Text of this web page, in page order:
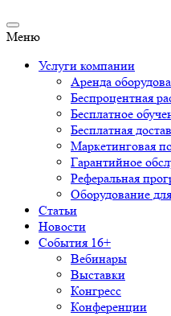
Меню
Услуги компании
Аренда
Беспроцентная
Бесплатное
Бесплатная
Маркетинговая
Гарантийное
Реферальная
Оборудование
Статьи
Новости
События 16+
Вебинары
Выставки
Конгресс
Конференции